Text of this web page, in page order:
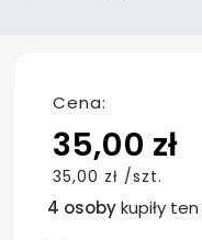
Cena:
35,00 zł
35,00 zł /szt.
4 osobykupiły